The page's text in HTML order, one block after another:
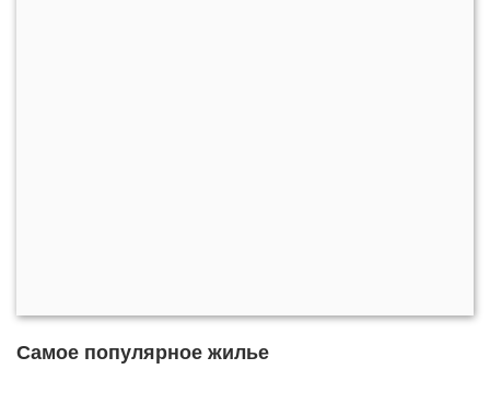
Самое популярное жилье